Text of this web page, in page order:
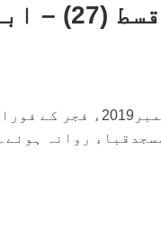
داستانِ حج 1440 ھ ، آخری قسط (27)
منگل ١١ محرم الحرام ١٤٤١ ھ۔ بمطابق 10 ستمبر2019ء
روانہ ہوئے۔